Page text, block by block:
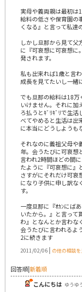
実母や義両親は最初は
給料の低さや保育園の
くなる』と言って私達
しかし旦那から見て
に『可哀想に可哀想に
発されます。
私も出来れば1歳と言
成長を見てたいし一緒
でも旦那の給料は18万
いけません。それに
ろ払うとｷﾞﾘｷﾞﾘで生
べてやめると生活は出
に本当にどうしようも
それなのに義祖父母や
年。会うたびに可哀想
言われ2時間ほどの間
たように『可哀想に』
さすがにそれだけ可哀
になり子供に申し訳な
す。
一度旦那に『ｵｶﾝにば
いたから。』と言って
わ』となんとか言わな
会うたびに言われるよ
2に続きます
2011/02/06 | の他の相談を
回答順|新着順
こんにちは ゆうゆ